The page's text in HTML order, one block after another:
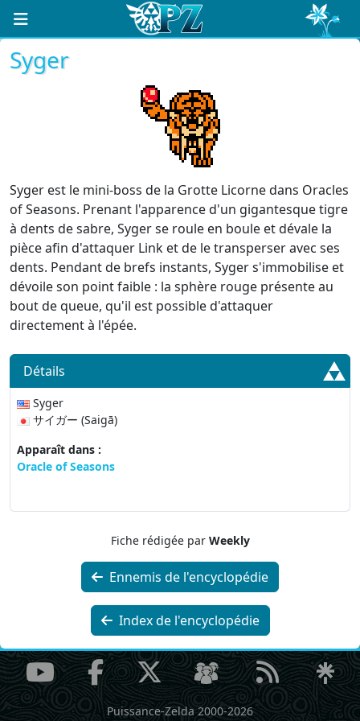
Syger
Syger est le mini-boss de la Grotte Licorne dans Oracles
of Seasons. Prenant l'apparence d'un gigantesque tigre
à dents de sabre, Syger se roule en boule et dévale la
pièce afin d'attaquer Link et de le transperser avec ses
dents. Pendant de brefs instants, Syger s'immobilise et
dévoile son point faible : la sphère rouge présente au
bout de queue, qu'il est possible d'attaquer
directement à l'épée.
Détails
Syger
サイガー (Saigā)
Apparaît dans :
Oracle of Seasons
Fiche rédigée par Weekly
Ennemis de l'encyclopédie
Index de l'encyclopédie
Puissance-Zelda 2000-2026